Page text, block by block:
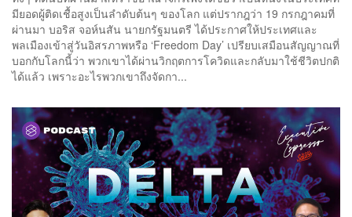
มียอดผู้ติดเชื้อสูงเป็นลำดับต้นๆ ของโลก แต่ปรากฎว่า 19 กรกฎาคมที่
ผ่านมา บอริส จอห์นสัน นายกรัฐมนตรี ได้ประกาศให้ประเทศและ
พลเมืองเข้าสู่วันอิสรภาพหรือ ‘Freedom Day’ เปรียบเสมือนสัญญาณที่
บอกกับโลกนี้ว่า พวกเขาได้ผ่านวิกฤตการโควิดและกลับมาใช้ชีวิตปกติ
ได้แล้ว เพราะอะไรพวกเขาถึงจัดกา...